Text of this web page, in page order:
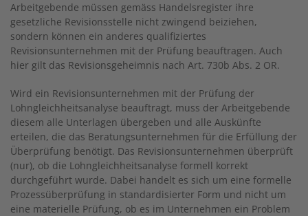
Arbeitgebende müssen gemäss Handelsregister ihre
gesetzliche Revisionsstelle nicht zwingend beiziehen,
sondern können ein anderes qualifiziertes
Revisionsunternehmen mit der Prüfung beauftragen. Auch
hier gilt das Revisionsgeheimnis nach Art. 730b Abs. 2 OR.
Wird ein Revisionsunternehmen mit der Prüfung der
Lohngleichheitsanalyse beauftragt, muss der Arbeitgebende
diesem alle Unterlagen übergeben und alle Auskünfte
erteilen, die das Beratungsunternehmen für die Erfüllung der
Überprüfung benötigt. Das Revisionsunternehmen überprüft
(nur), ob die Lohngleichheitsanalyse formell korrekt
durchgeführt wurde. Dabei handelt es sich um eine formelle
Prozessüberprüfung in standardisierter Form und nicht um
eine materielle Prüfung, ob es im Unternehmen ein Problem